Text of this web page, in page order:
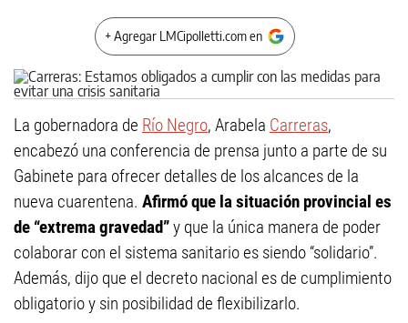
+ Agregar LMCipolletti.com en
La gobernadora de Río Negro, Arabela Carreras,
encabezó una conferencia de prensa junto a parte de su
Gabinete para ofrecer detalles de los alcances de la
nueva cuarentena. Afirmó que la situación provincial es
de “extrema gravedad”y que la única manera de poder
colaborar con el sistema sanitario es siendo “solidario”.
Además, dijo que el decreto nacional es de cumplimiento
obligatorio y sin posibilidad de flexibilizarlo.